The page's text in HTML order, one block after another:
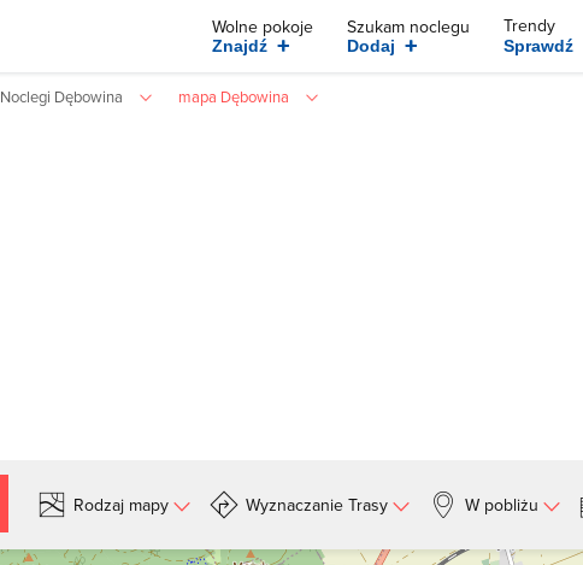
Wolne pokoje
Znajdź +
Szukam noclegu
Dodaj +
Trendy
Sprawdź
Noclegi Dębowina mapa Dębowina
Szukaj
Rodzaj mapy Wyznaczanie Trasy W pobliżu